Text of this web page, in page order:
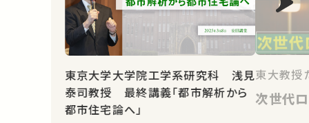
東京大学大学院工学系研究科 浅見
泰司教授 最終講義「都市解析から
都市住宅論へ」
東大教授
次世代